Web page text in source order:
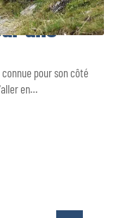
une
pour son côté
en…